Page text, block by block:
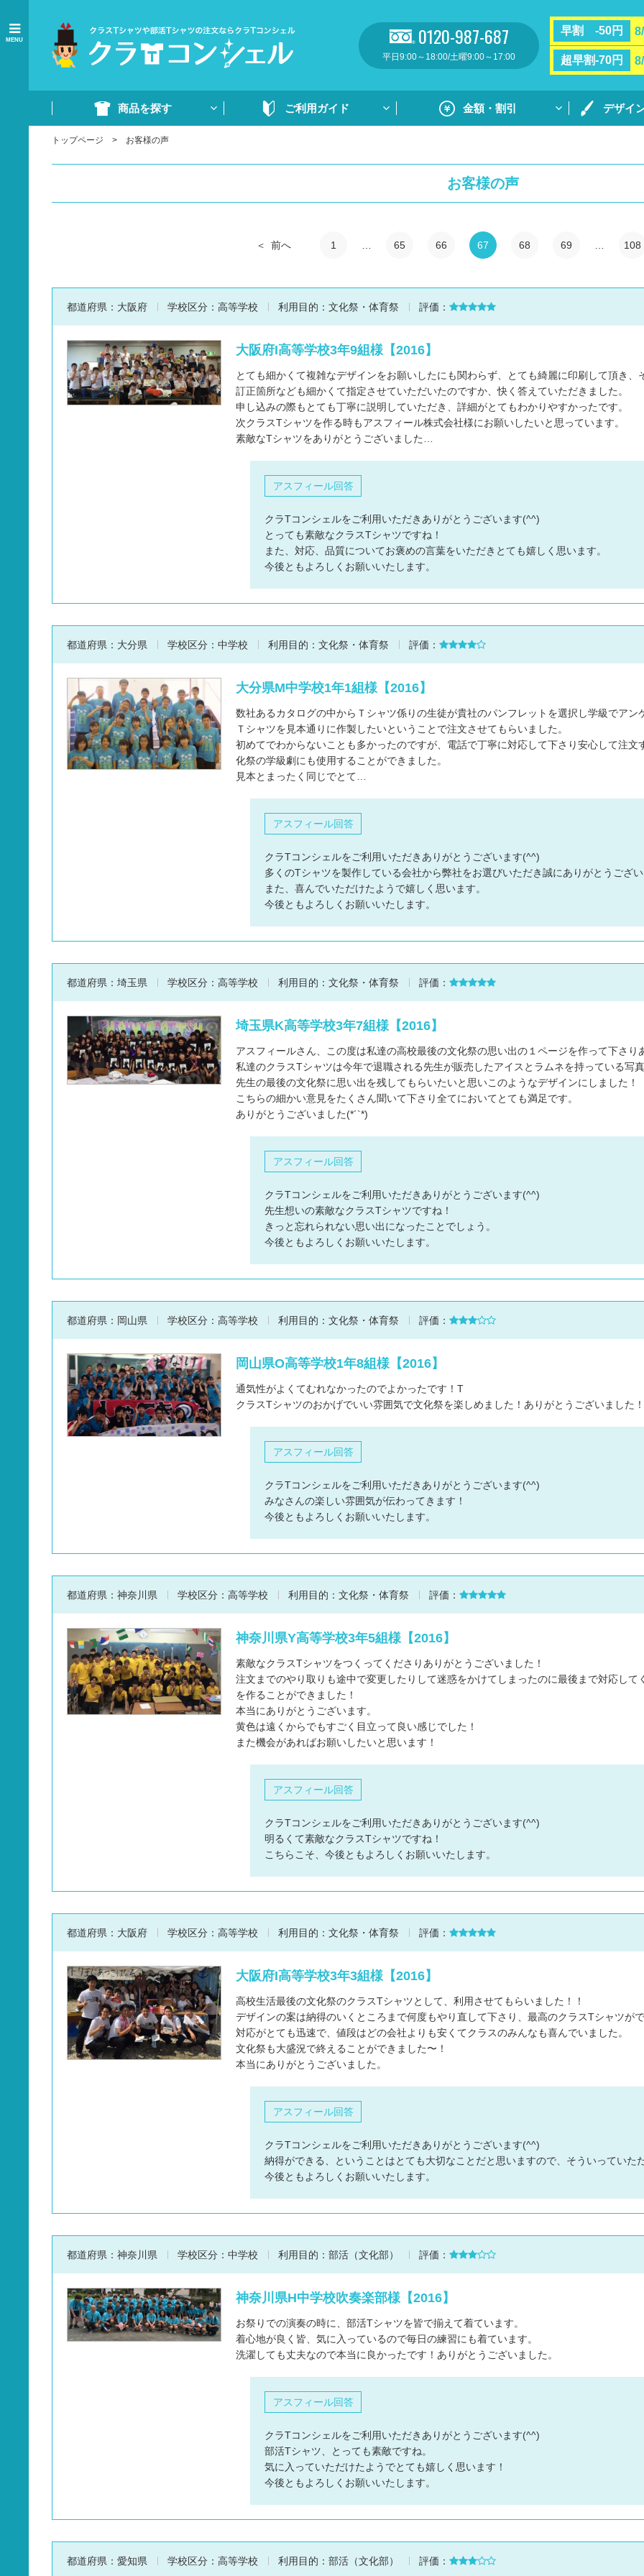
0120-987-687
平日9:00～18:00/土曜9:00～17:00
早割 -50円
超早割-70円
商品を探す
部活ウェア・ジャージ
イベントウェア
バッグ
グッズ
ご利用ガイド 金額・割引
お支払い方法・送料
デザイ
ト
ード
トップページ お客様の声
お客様の声
前へ 1 65 66 67 68 69 108
都道府県： 大阪府 学校区分： 高等学校 利用目的： 文化祭・体育祭 評価：
大阪府I高等学校3年9組様【2016】
とても細かくて複雑なデザインをお願いしたにも関わらず、とても綺麗に印刷して頂き
訂正箇所なども細かくて指定させていただいたのですか、快く答えていただきました。
申し込みの際もとても丁寧に説明していただき、詳細がとてもわかりやすかったです。
次クラスTシャツを作る時もアスフィール株式会社様にお願いしたいと思っています。
素敵なTシャツをありがとうございました…
アスフィール回答
クラTコンシェルをご利用いただきありがとうございます(^^)
とっても素敵なクラスTシャツですね！
また、対応、品質についてお褒めの言葉をいただきとても嬉しく思います。
今後ともよろしくお願いいたします。
都道府県： 大分県 学校区分： 中学校 利用目的： 文化祭・体育祭 評価：
大分県M中学校1年1組様【2016】
数社あるカタログの中からＴシャツ係りの生徒が貴社のパンフレットを選択し学級でア
Ｔシャツを見本通りに作製したいということで注文させてもらいました。
初めてでわからないことも多かったのですが、電話で丁寧に対応して下さり安心して注
化祭の学級劇にも使用することができました。
見本とまったく同じでとて…
アスフィール回答
クラTコンシェルをご利用いただきありがとうございます(^^)
多くのTシャツを製作している会社から弊社をお選びいただき誠にありがとうござ
また、喜んでいただけたようで嬉しく思います。
今後ともよろしくお願いいたします。
都道府県： 埼玉県 学校区分： 高等学校 利用目的： 文化祭・体育祭 評価：
埼玉県K高等学校3年7組様【2016】
アスフィールさん、この度は私達の高校最後の文化祭の思い出の１ページを作って下さり
私達のクラスTシャツは今年で退職される先生が販売したアイスとラムネを持っている写
先生の最後の文化祭に思い出を残してもらいたいと思いこのようなデザインにしました！
こちらの細かい意見をたくさん聞いて下さり全てにおいてとても満足です。
ありがとうございました(*´`*)
アスフィール回答
クラTコンシェルをご利用いただきありがとうございます(^^)
先生想いの素敵なクラスTシャツですね！
きっと忘れられない思い出になったことでしょう。
今後ともよろしくお願いいたします。
都道府県： 岡山県 学校区分： 高等学校 利用目的： 文化祭・体育祭 評価：
岡山県O高等学校1年8組様【2016】
通気性がよくてむれなかったのでよかったです！T
クラスTシャツのおかげでいい雰囲気で文化祭を楽しめました！ありがとうございました
アスフィール回答
クラTコンシェルをご利用いただきありがとうございます(^^)
みなさんの楽しい雰囲気が伝わってきます！
今後ともよろしくお願いいたします。
都道府県： 神奈川県 学校区分： 高等学校 利用目的： 文化祭・体育祭 評価：
神奈川県Y高等学校3年5組様【2016】
素敵なクラスTシャツをつくってくださりありがとうございました！
注文までのやり取りも途中で変更したりして迷惑をかけてしまったのに最後まで対応し
を作ることができました！
本当にありがとうございます。
黄色は遠くからでもすごく目立って良い感じでした！
また機会があればお願いしたいと思います！
アスフィール回答
クラTコンシェルをご利用いただきありがとうございます(^^)
明るくて素敵なクラスTシャツですね！
こちらこそ、今後ともよろしくお願いいたします。
都道府県： 大阪府 学校区分： 高等学校 利用目的： 文化祭・体育祭 評価：
大阪府I高等学校3年3組様【2016】
高校生活最後の文化祭のクラスTシャツとして、利用させてもらいました！！
デザインの案は納得のいくところまで何度もやり直して下さり、最高のクラスTシャツが
対応がとても迅速で、値段はどの会社よりも安くてクラスのみんなも喜んでいました。
文化祭も大盛況で終えることができました〜！
本当にありがとうございました。
アスフィール回答
クラTコンシェルをご利用いただきありがとうございます(^^)
納得ができる、ということはとても大切なことだと思いますので、そういっていた
今後ともよろしくお願いいたします。
都道府県： 神奈川県 学校区分： 中学校 利用目的： 部活（文化部） 評価：
神奈川県H中学校吹奏楽部様【2016】
お祭りでの演奏の時に、部活Tシャツを皆で揃えて着ています。
着心地が良く皆、気に入っているので毎日の練習にも着ています。
洗濯しても丈夫なので本当に良かったです！ありがとうございました。
アスフィール回答
クラTコンシェルをご利用いただきありがとうございます(^^)
部活Tシャツ、とっても素敵ですね。
気に入っていただけたようでとても嬉しく思います！
今後ともよろしくお願いいたします。
都道府県： 愛知県 学校区分： 高等学校 利用目的： 部活（文化部） 評価：
MENU